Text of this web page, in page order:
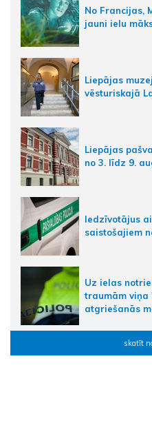
No Francijas,
jauni ielu
Liepājas
vēsturiskajā
Liepājas
no 3. līdz 9.
Iedzīvotājus
saistošajiem
Uz ielas
traumām viņa
atgriešanās
skatīt